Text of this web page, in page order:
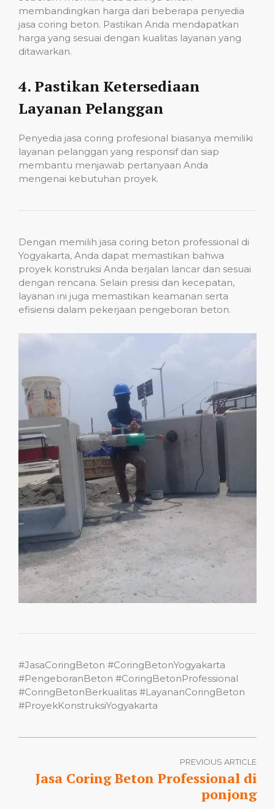
membandingkan harga dari beberapa penyedia
jasa coring beton. Pastikan Anda mendapatkan
harga yang sesuai dengan kualitas layanan yang
ditawarkan.
4. Pastikan Ketersediaan
Layanan Pelanggan
Penyedia jasa coring profesional biasanya memiliki
layanan pelanggan yang responsif dan siap
membantu menjawab pertanyaan Anda
mengenai kebutuhan proyek.
Dengan memilih jasa coring beton professional di
Yogyakarta, Anda dapat memastikan bahwa
proyek konstruksi Anda berjalan lancar dan sesuai
dengan rencana. Selain presisi dan kecepatan,
layanan ini juga memastikan keamanan serta
efisiensi dalam pekerjaan pengeboran beton.
#JasaCoringBeton #CoringBetonYogyakarta
#PengeboranBeton #CoringBetonProfessional
#CoringBetonBerkualitas #LayananCoringBeton
#ProyekKonstruksiYogyakarta
PREVIOUS ARTICLE
Jasa Coring Beton Professional di
ponjong